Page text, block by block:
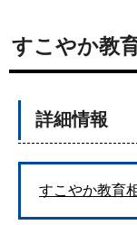
すこやか教
詳細情報
すこやか教育